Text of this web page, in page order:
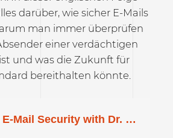
darüber, wie sicher E-Mails
man immer überprüfen
einer verdächtigen
und was die Zukunft für
bereithalten könnte.